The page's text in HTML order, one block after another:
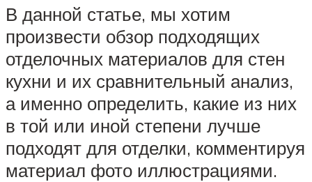
В данной статье, мы хотим
произвести обзор подходящих
отделочных материалов для стен
кухни и их сравнительный анализ,
а именно определить, какие из них
в той или иной степени лучше
подходят для отделки, комментируя
материал фото иллюстрациями.